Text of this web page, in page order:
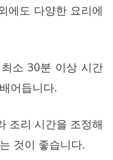
에도 다양한 요리에
소 30분 이상 시간
어듭니다.
조리 시간을 조정해
것이 좋습니다.